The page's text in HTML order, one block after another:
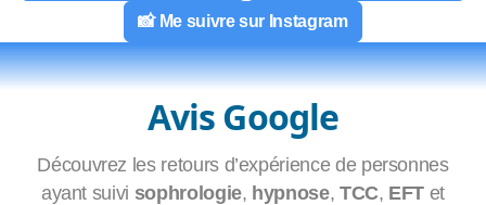
📸 Me suivre sur Instagram
Avis Google
Découvrez les retours d’expérience de personnes
ayant suivi sophrologie, hypnose, TCC, EFT et